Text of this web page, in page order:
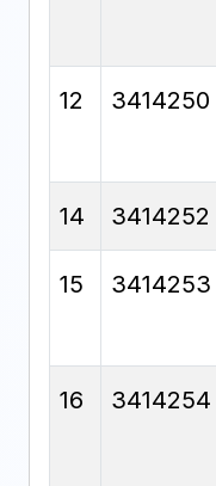
12 3414250
14 3414252
15 3414253
16 3414254